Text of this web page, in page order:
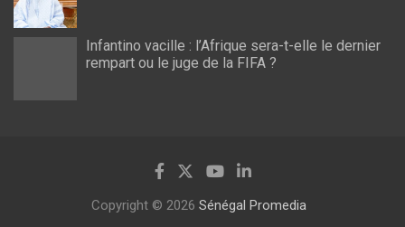
Infantino vacille : l’Afrique sera-t-elle le dernier
rempart ou le juge de la FIFA ?
Copyright © 2026 Sénégal Promedia